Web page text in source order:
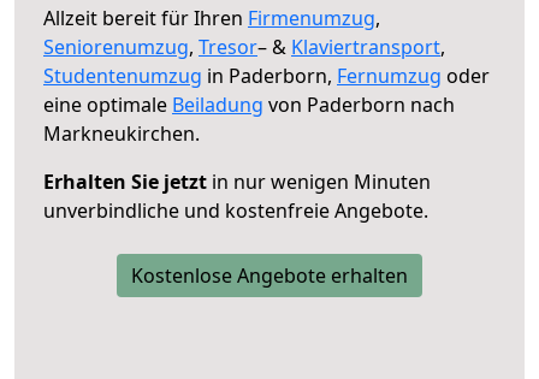
Allzeit bereit für Ihren Firmenumzug,
Seniorenumzug, Tresor– & Klaviertransport,
Studentenumzug in Paderborn, Fernumzug oder
eine optimale Beiladung von Paderborn nach
Markneukirchen.
Erhalten Sie jetzt in nur wenigen Minuten
unverbindliche und kostenfreie Angebote.
Kostenlose Angebote erhalten